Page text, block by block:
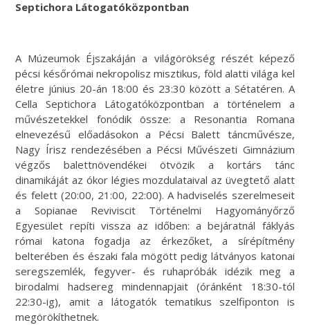
Septichora Látogatóközpontban
A Múzeumok Éjszakáján a világörökség részét képező
pécsi későrómai nekropolisz misztikus, föld alatti világa kel
életre június 20-án 18:00 és 23:30 között a Sétatéren. A
Cella Septichora Látogatóközpontban a történelem a
művészetekkel fonódik össze: a Resonantia Romana
elnevezésű előadásokon a Pécsi Balett táncművésze,
Nagy Írisz rendezésében a Pécsi Művészeti Gimnázium
végzős balettnövendékei ötvözik a kortárs tánc
dinamikáját az ókor légies mozdulataival az üvegtető alatt
és felett (20:00, 21:00, 22:00). A hadviselés szerelmeseit
a Sopianae Reviviscit Történelmi Hagyományőrző
Egyesület repíti vissza az időben: a bejáratnál fáklyás
római katona fogadja az érkezőket, a sírépítmény
belterében és északi fala mögött pedig látványos katonai
seregszemlék, fegyver- és ruhapróbák idézik meg a
birodalmi hadsereg mindennapjait (óránként 18:30-tól
22:30-ig), amit a látogatók tematikus szelfiponton is
megörökíthetnek.